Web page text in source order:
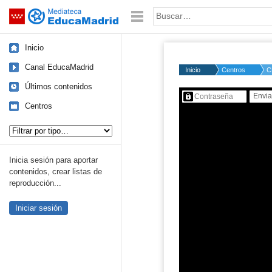
Saltar navegación Palabra o frase:
Inicio
Canal EducaMadrid
Últimos contenidos
Centros
Inicia sesión para aportar
contenidos, crear listas de
reproducción...
Iniciar sesión
Inicio Centros
Contenido protegido…